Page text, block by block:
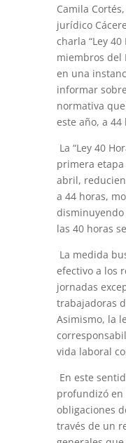
Camila
jurídico
charla “Ley
miembros del
en una
informar
normativa
este año, a
La “Ley 40
primera
abril,
a 44 horas,
las 40 horas
La medida
efectivo a los
jornadas
trabajadoras
Asimismo, la
vida laboral
En este
profundizó en
obligaciones
través de un